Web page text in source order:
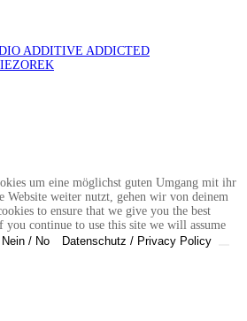
ADDITIVE ADDICTED
um eine möglichst guten Umgang mit ihr
Website weiter nutzt, gehen wir von deinem
to ensure that we give you the best
you continue to use this site we will assume
Nein / No Datenschutz / Privacy Policy